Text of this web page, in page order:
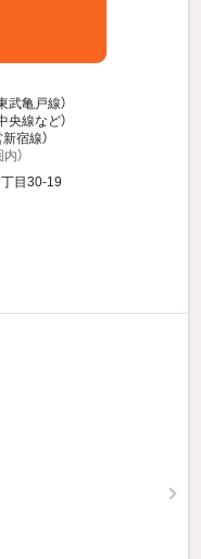
武亀戸線）
央線など）
宿線）
）
目30-19